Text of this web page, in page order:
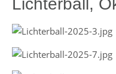
Lichterball,